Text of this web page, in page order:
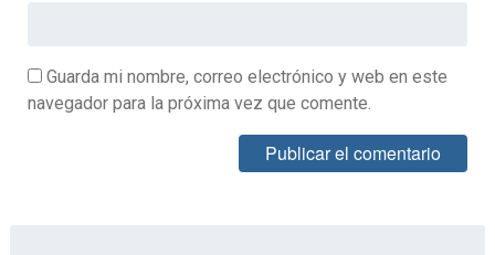
Guarda mi nombre, correo electrónico y web en este
navegador para la próxima vez que comente.